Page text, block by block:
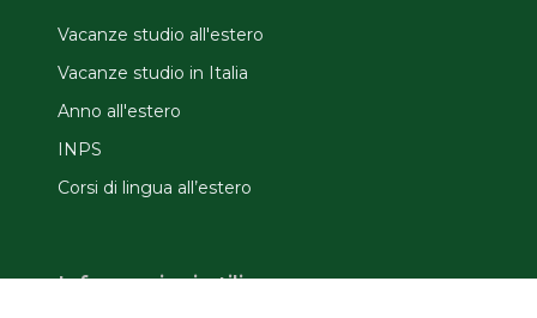
Vacanze studio all'estero
Vacanze studio in Italia
Anno all'estero
INPS
Corsi di lingua all’estero
Informazioni utili